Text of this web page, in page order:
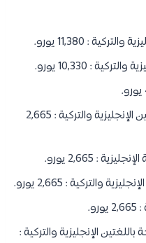
: 11,380 يورو.
: 10,330 يورو.
الهندسة المعمارية، متاحة باللغتين الإنجليزية والتركية : 2,665
: 2,665 يورو.
والتركية : 2,665 يورو.
الإنجليزية والتركية :